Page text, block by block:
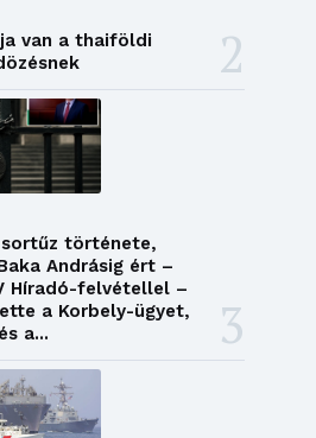
van a thaiföldi
sortűz története,
Andrásig ért –
Híradó-felvétellel –
a Korbely-ügyet,
a...